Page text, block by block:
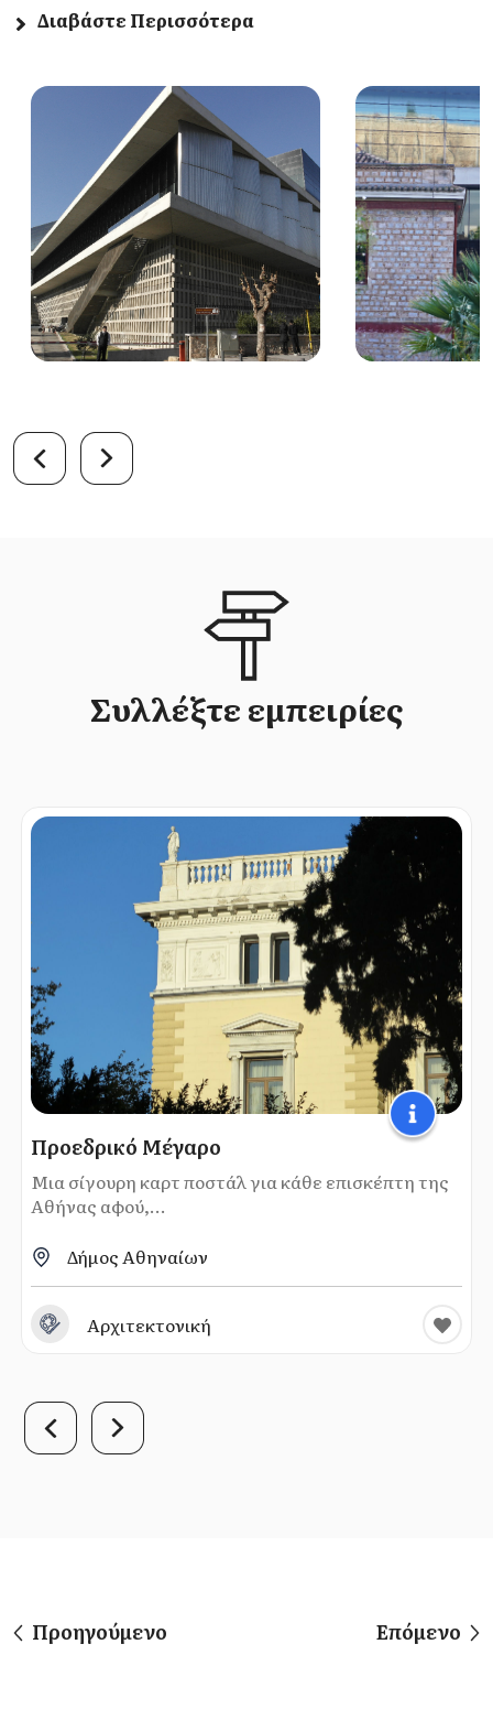
Διαβάστε Περισσότερα
Συλλέξτε εμπειρίες
Προεδρικό Μέγαρο
Μια σίγουρη καρτ ποστάλ για κάθε επισκέπτη της
Αθήνας αφού,...
Δήμος Αθηναίων
Αρχιτεκτονική
Προηγούμενο Επόμενο